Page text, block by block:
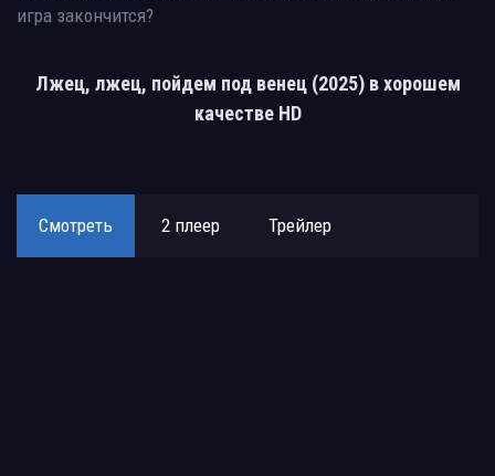
игра закончится?
Лжец, лжец, пойдем под венец (2025) в хорошем
качестве HD
Смотреть 2 плеер Трейлер